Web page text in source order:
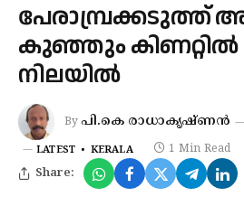
പേരാമ്പ്രക്കടുത്ത്
കുഞ്ഞും കിണറ്റിൽ
നിലയിൽ
By പി.കെ രാധാകൃഷ്ണൻ
LATEST KERALA 1 Min Read
Share: